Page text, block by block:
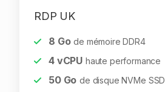
RDP UK
8 Go de mémoire DDR4
4vCPU haute performance
50Go de disque NVMe SSD